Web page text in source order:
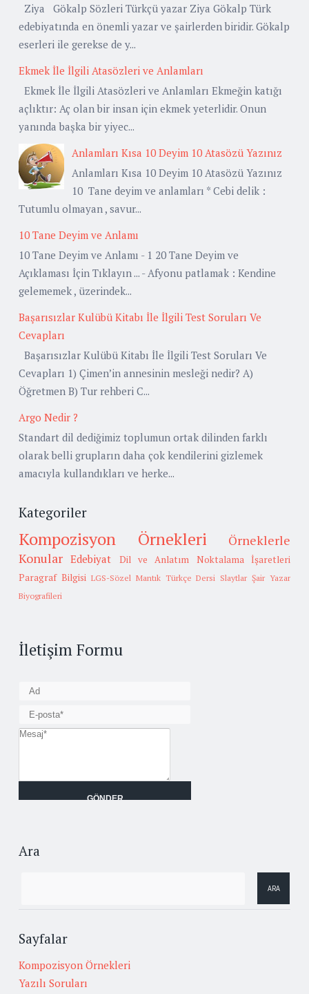
Ziya Gökalp Sözleri Türkçü yazar Ziya Gökalp Türk
edebiyatında en önemli yazar ve şairlerden biridir. Gökalp
eserleri ile gerekse de y...
Ekmek İle İlgili Atasözleri ve Anlamları
Ekmek İle İlgili Atasözleri ve Anlamları Ekmeğin katığı
açlıktır: Aç olan bir insan için ekmek yeterlidir. Onun
yanında başka bir yiyec...
Anlamları Kısa 10 Deyim 10 Atasözü Yazınız
Anlamları Kısa 10 Deyim 10 Atasözü Yazınız
10 Tane deyim ve anlamları * Cebi delik :
Tutumlu olmayan , savur...
10 Tane Deyim ve Anlamı
10 Tane Deyim ve Anlamı - 1 20 Tane Deyim ve
Açıklaması İçin Tıklayın ... - Afyonu patlamak : Kendine
gelememek , üzerindek...
Başarısızlar Kulübü Kitabı İle İlgili Test Soruları Ve
Cevapları
Başarısızlar Kulübü Kitabı İle İlgili Test Soruları Ve
Cevapları 1) Çimen’in annesinin mesleği nedir? A)
Öğretmen B) Tur rehberi C...
Argo Nedir ?
Standart dil dediğimiz toplumun ortak dilinden farklı
olarak belli grupların daha çok kendilerini gizlemek
amacıyla kullandıkları ve herke...
Kategoriler
Kompozisyon Örnekleri
Örneklerle
Konular Edebiyat Dil ve Anlatım
Noktalama İşaretleri
Paragraf Bilgisi LGS-Sözel Mantık Türkçe Dersi Slaytlar Şair Yazar
Biyografileri
İletişim Formu
Ara
Sayfalar
Kompozisyon Örnekleri
Yazılı Soruları